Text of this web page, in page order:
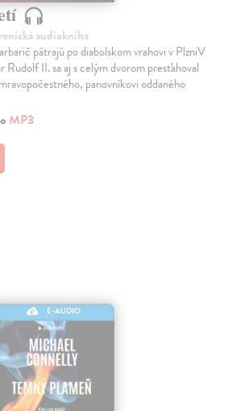
audiokniha
pátrajú po diabolskom vrahovi v PlzniV
Rudolf II. sa aj s celým dvorom presťahoval
panovníkovi oddaného
MP3
E-AUDIO